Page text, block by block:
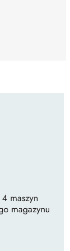
maszyn
magazynu